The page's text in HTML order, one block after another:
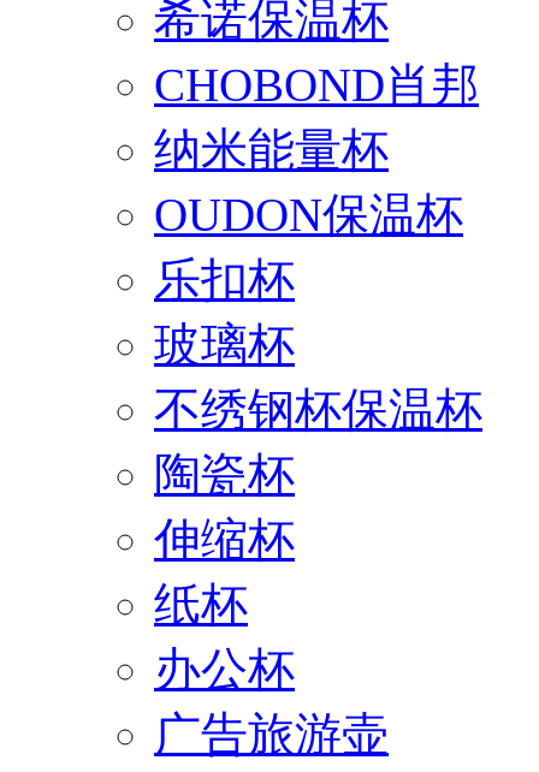
希诺保温杯
CHOBOND肖邦
纳米能量杯
OUDON保温杯
乐扣杯
玻璃杯
不绣钢杯保温杯
陶瓷杯
伸缩杯
纸杯
办公杯
广告旅游壶